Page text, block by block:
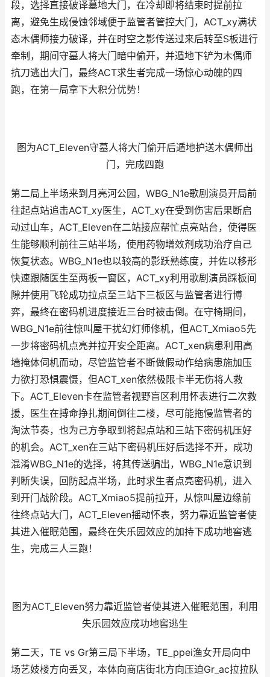
段，选择直接破译墓地大门，在冷却即将结束时提前拉
离，避免生成侵蚀邻域便于监管者管控大门，ACT_xy满状
态木偶师接力破译，并在时空之影传送过来后转至S板进行
牵制，期间守墓人将大门暗中偷开，并遁地下铲为木偶师
抗刀逃出大门，最终ACT求生者完成一场惊心动魄的四
跑，在第一局拿下大积分优势！
图为ACT_Eleven守墓人将大门偷开后遁地护送木偶师出
门，完成四跑
第二局上半场来到月亮河公园，WBG_N1e歌剧演员开局前
往起点站追击ACT_xy医生，ACT_xy在受到伤害后果断启
动过山车，ACT_Eleven在二站接应帮忙点亮站台，使得医
生能够顺利前往三站半场，使用药物增效剂成功治疗自己
恢复状态。WBG_N1e也以较高的影跃熟练度，并佐以移形
快速跟随医生至两板一窗区，ACT_xy利用歌剧演员踩板间
隙并使用飞轮成功拉点至三站下三板区与监管者进行博
弈，最终在密码机进度接近三台时被击倒。在守椅期间，
WBG_N1e前往惊叫屋干扰幻灯师修机，但ACT_Xmiao5先
一步将密码机点亮并拉开安全距离。ACT_xen病患利用高
墙掩体伺机而动，尽管监管者不断做假动作给病患施加压
力欲打恐惧震慑，但ACT_xen依然极限卡半无伤将人救
下。ACT_Eleven卡在监管者视野盲区利用怀表进行二次救
援，医生在搏命挣扎期间倒往二楼，尽可能拖慢监管者的
淘汰节奏，也为己方争取到将起点站和三站下密码机压好
的机会。ACT_xen在三站下密码机压好后选择不开，成功
混淆WBG_N1e的选择，将其传送骗出，WBG_N1e意识到
判断失误，回防起点半场，此时求生者点亮密码机，进入
到开门战阶段。ACT_Xmiao5提前拉开，从惊叫屋边缘前
往终点站大门，ACT_Eleven摇动怀表，努力靠近监管者使
其进入催眠范围，最终在失乐园效应的加持下成功地窖逃
生，完成三人三跑！
图为ACT_Eleven努力靠近监管者使其进入催眠范围，利用
失乐园效应成功地窖逃生
第二天，TE vs Gr第三局下半场，TE_ppei渔女开局向中
场艺妓楼方向丢叉，本体向商店街北方向压迫Gr_ac拉拉队